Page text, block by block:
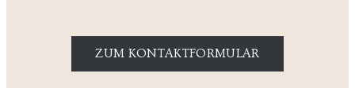
ZUM KONTAKTFORMULAR